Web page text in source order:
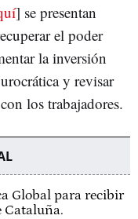
] se presentan
el poder
la inversión
y revisar
los trabajadores.
Global para recibir
Cataluña.